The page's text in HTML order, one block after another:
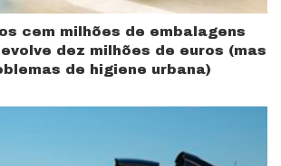
cem milhões de embalagens
dez milhões de euros (mas
de higiene urbana)